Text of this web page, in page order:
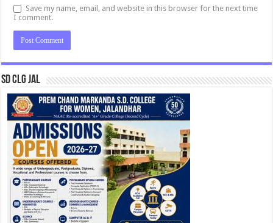
Save my name, email, and website in this browser for the next time
I comment.
SD CLG JAL